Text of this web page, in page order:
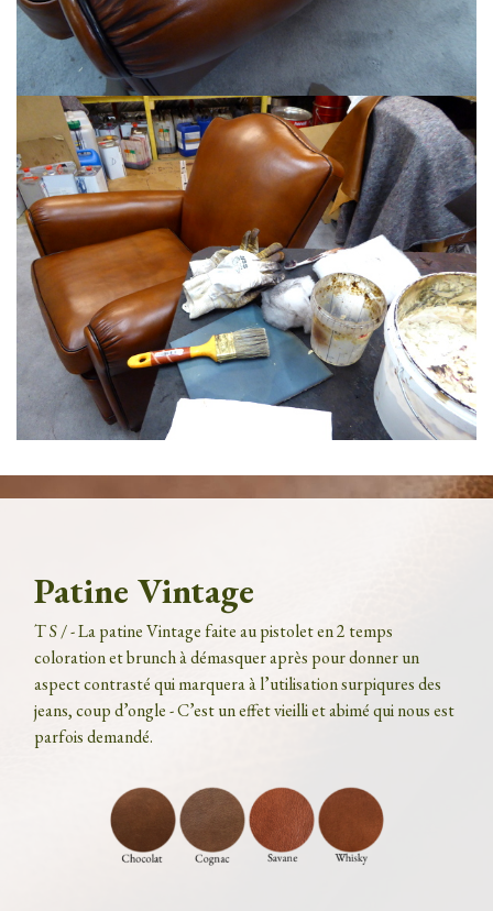
Patine Vintage
T S / - La patine Vintage faite au pistolet en 2 temps
coloration et brunch à démasquer après pour donner un
aspect contrasté qui marquera à l’utilisation surpiqures des
jeans, coup d’ongle - C’est un effet vieilli et abimé qui nous est
parfois demandé.